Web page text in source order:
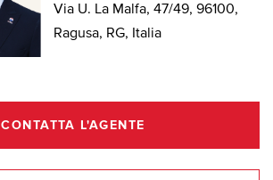
Via U. La Malfa, 47/49, 96100,
Ragusa, RG, Italia
CONTATTA L'AGENTE